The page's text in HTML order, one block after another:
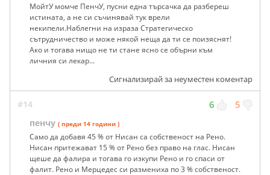
МойтУ момче ПенчУ, пусни една търсачка да разбереш
истината, а не си съчинявай тук врели
некипели.Наблегни на израза Стратегическо
сътрудничество и може някой неща да ти се поизяснят!
Ако и тогава нищо не ти стане ясно се обърни към
личния си лекар...
Сигнализирай за неуместен коментар
#14 6 5
пенчу ( преди 14 години )
Само да добавя 45 % от Нисан са собственост на Рено.
Нисан притежават 15 % от Рено без право на глас. Нисан
щеше да фалира и тогава го изкупи Рено и го спаси от
фалит. Рено и Мерцедес си размениха по 3 % собственост.